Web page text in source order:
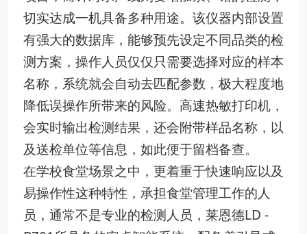
切实达成一机具备多种用途。该仪器内部设置
有强大的数据库，能够预先设定不同品类的检
测方案，操作人员仅仅只需要选择对应的样本
名称，系统就会自动去匹配参数，极大程度地
降低误操作所带来的风险。高速热敏打印机，
会实时输出检测结果，还会附带样品名称，以
及送检单位等信息，如此便于留档备查。
在学校食堂场景之中，更着重于快速响应以及
易操作性这种特性，承担食堂管理工作的人
员，通常不是专业的检测人员，莱恩德LD -